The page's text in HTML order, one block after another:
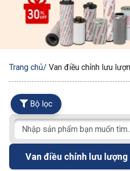
Trang chủ Van điều chỉnh lưu
Bộ lọc
Van điều chỉnh lưu lượng